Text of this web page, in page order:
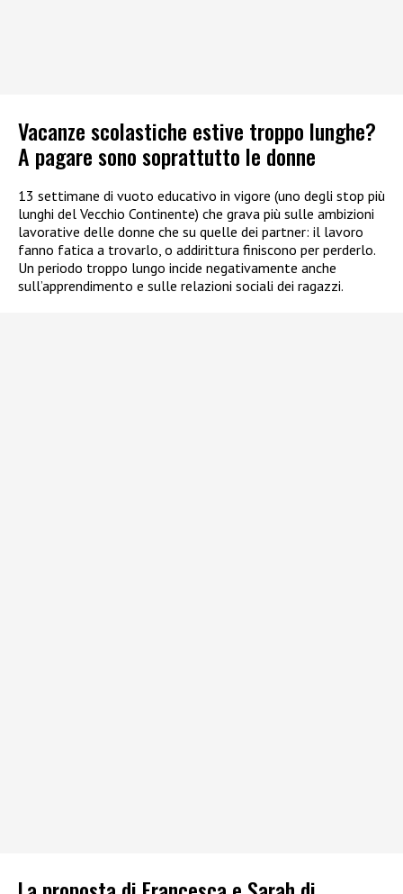
Vacanze scolastiche estive troppo lunghe?
A pagare sono soprattutto le donne
13 settimane di vuoto educativo in vigore (uno degli stop più
lunghi del Vecchio Continente) che grava più sulle ambizioni
lavorative delle donne che su quelle dei partner: il lavoro
fanno fatica a trovarlo, o addirittura finiscono per perderlo.
Un periodo troppo lungo incide negativamente anche
sull’apprendimento e sulle relazioni sociali dei ragazzi.